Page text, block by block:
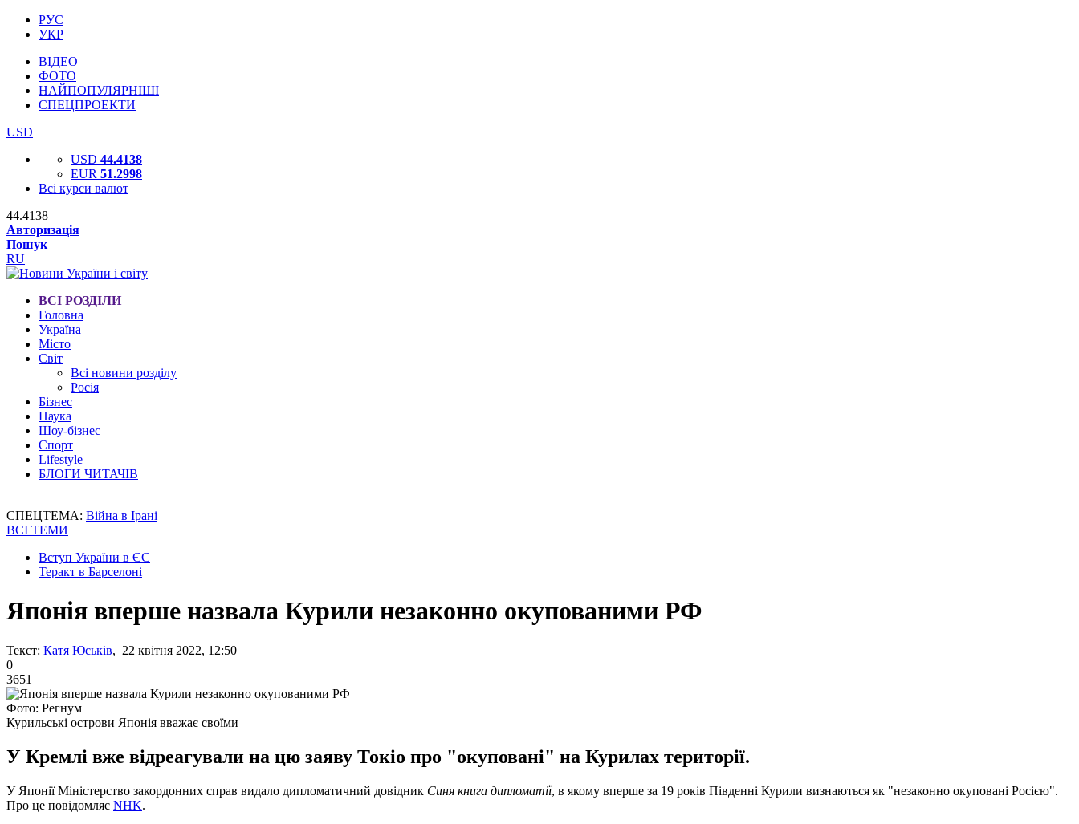
РУС
УКР
ВІДЕО
ФОТО
НАЙПОПУЛЯРНІШІ
СПЕЦПРОЕКТИ
USD
USD 44.4138
EUR 51.2998
Всі курси валют
44.4138
Авторизація
Пошук
RU
ВСІ РОЗДІЛИ
Головна
Україна
Місто
Світ
Всі новини розділу
Росія
Бізнес
Наука
Шоу-бізнес
Спорт
Lifestyle
БЛОГИ ЧИТАЧІВ
СПЕЦТЕМА: Війна в Ірані
ВСІ ТЕМИ
Вступ України в ЄС
Теракт в Барселоні
Японія вперше назвала Курили незаконно окупованими РФ
Текст: Катя Юськів, 22 квітня 2022, 12:50
0
3651
Фото: Регнум
Курильські острови Японія вважає своїми
У Кремлі вже відреагували на цю заяву Токіо про "окуповані" на Курилах території.
У Японії Міністерство закордонних справ видало дипломатичний довідник Синя книга дипломатії, в якому вперше за 19 років Південні Курили визнаються як "незаконно окуповані Росією".
Про це повідомляє NHK.